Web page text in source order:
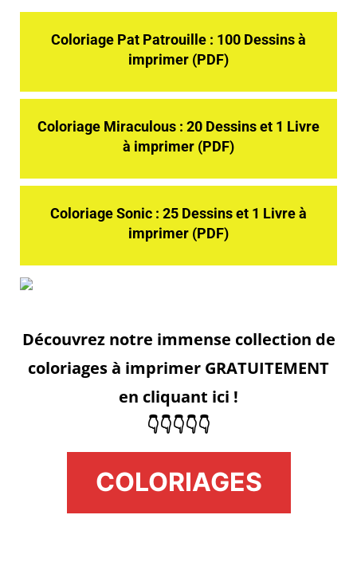
Coloriage Pat Patrouille : 100 Dessins à
imprimer (PDF)
Coloriage Miraculous : 20 Dessins et 1 Livre
à imprimer (PDF)
Coloriage Sonic : 25 Dessins et 1 Livre à
imprimer (PDF)
Découvrez notre immense collection de
coloriages à imprimer GRATUITEMENT
en cliquant ici !
👇👇👇👇👇
COLORIAGES